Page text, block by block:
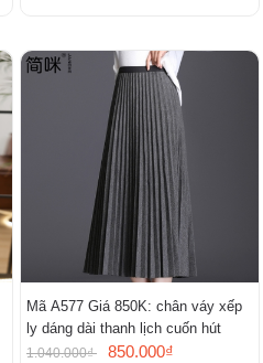
Mã A577 Giá 850K: chân váy xếp
ly dáng dài thanh lịch cuốn hút
1.040.000₫ 850.000₫